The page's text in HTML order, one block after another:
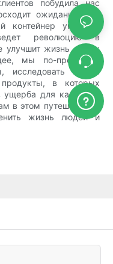
побудила нас
ожидания. Мы
упростит
революцию в
улучшит жизнь наших
мы по-прежнему
исследовать новые
в которых
ущерба для качества.
в этом путешествии,
жизнь людей и